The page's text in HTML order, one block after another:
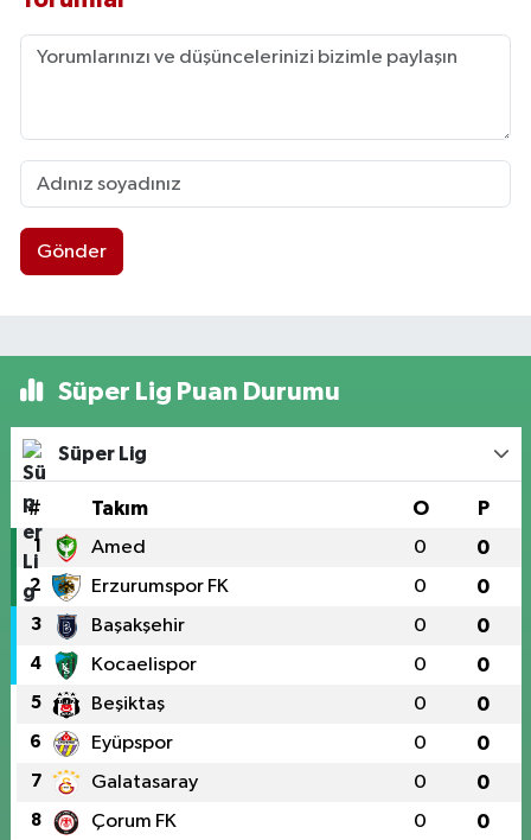
Gönder
Süper Lig Puan Durumu
Süper Lig
# Takım O P
1 Amed 0 0
2 Erzurumspor FK 0 0
3 Başakşehir 0 0
4 Kocaelispor 0 0
5 Beşiktaş 0 0
6 Eyüpspor 0 0
7 Galatasaray 0 0
8 Çorum FK 0 0